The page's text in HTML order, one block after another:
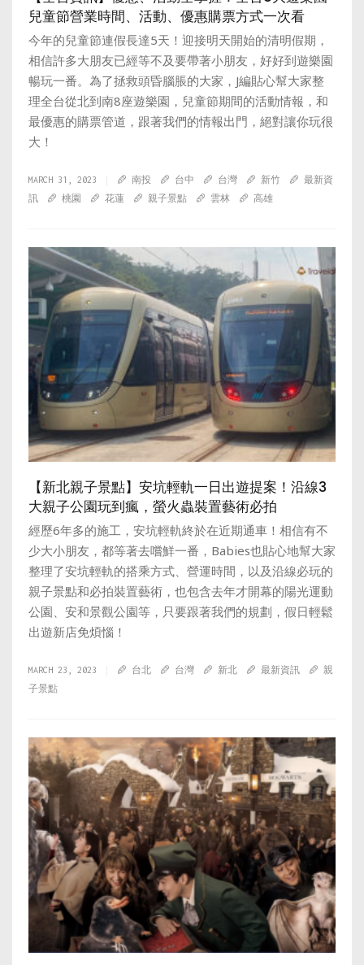
兒童節營業時間、活動、優惠購票方式一次看
今年的兒童節連假長達5天！迎接明天開始的清明假期，
相信許多大朋友已經等不及要帶著小朋友，好好到遊樂園
暢玩一番。為了拯救頭昏腦脹的大家，J編貼心幫大家整
理全台從北到南8座遊樂園，兒童節期間的活動情報，和
最優惠的購票管道，跟著我們的情報出門，絕對讓你玩很
大！
MARCH 31, 2023 南投 台中 台灣 新竹
最新資
訊
桃園 花蓮 親子景點 雲林 高雄
【新北親子景點】安坑輕軌一日出遊提案！沿線3
大親子公園玩到瘋，螢火蟲裝置藝術必拍
經歷6年多的施工，安坑輕軌終於在近期通車！相信有不
少大小朋友，都等著去嚐鮮一番，Babies也貼心地幫大家
整理了安坑輕軌的搭乘方式、營運時間，以及沿線必玩的
親子景點和必拍裝置藝術，也包含去年才開幕的陽光運動
公園、安和景觀公園等，只要跟著我們的規劃，假日輕鬆
出遊新店免煩惱！
MARCH 23, 2023 台北 台灣 新北 最新資訊
親
子景點